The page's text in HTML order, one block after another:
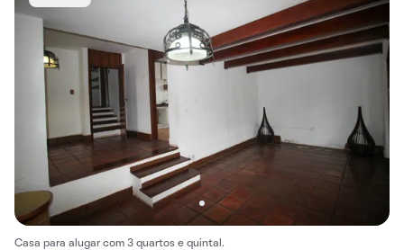
Casa para alugar com 3 quartos e quintal.